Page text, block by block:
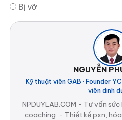
Bị vỡ
NGUYỄN
Kỹ thuật viên GAB · Founder
viên dinh
NPDUYLAB.COM - Tư vấn
coaching. - Thiết kế pxn,